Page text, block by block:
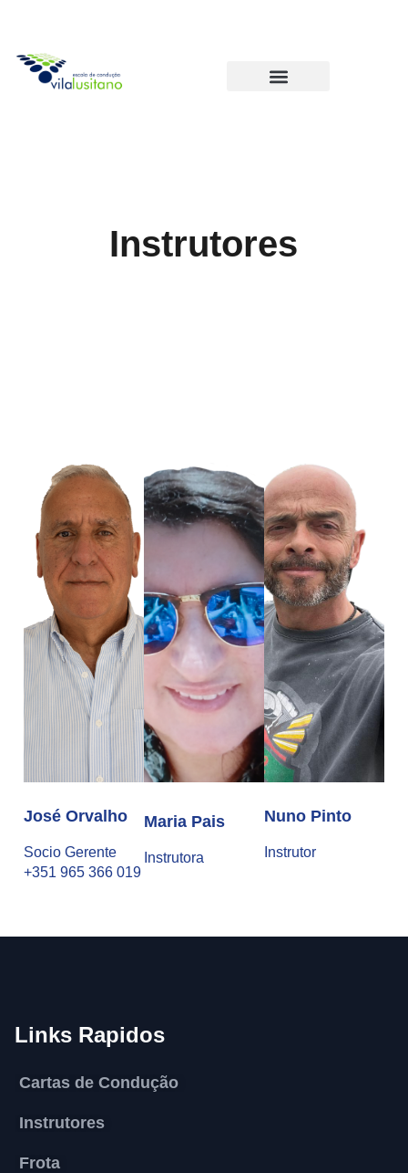
Instrutores
José Orvalho
Socio Gerente
+351 965 366 019
Maria Pais
Instrutora
Nuno Pinto
Instrutor
Links Rapidos
Cartas de Condução
Instrutores
Frota